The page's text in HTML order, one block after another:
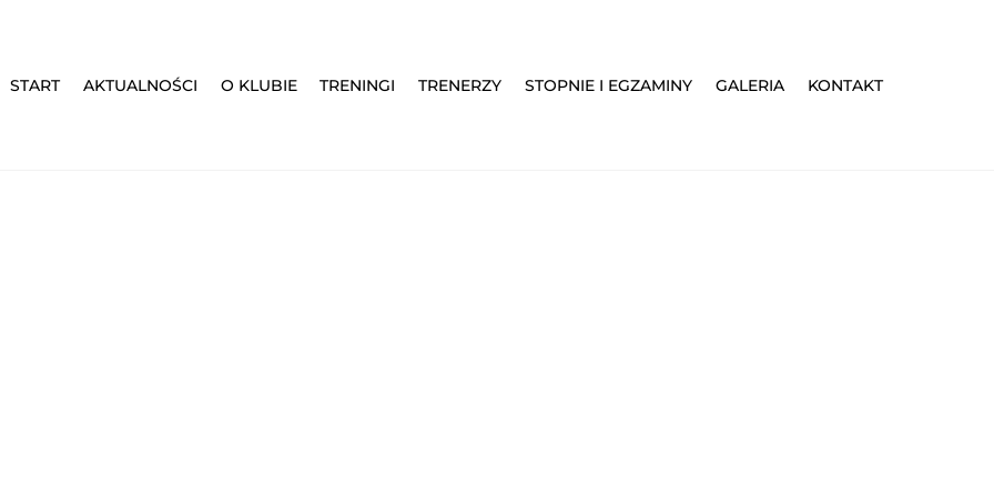
START AKTUALNOŚCI O KLUBIE TRENINGI TRENERZY STOPNIE I EGZAMINY GALERIA KONTAKT